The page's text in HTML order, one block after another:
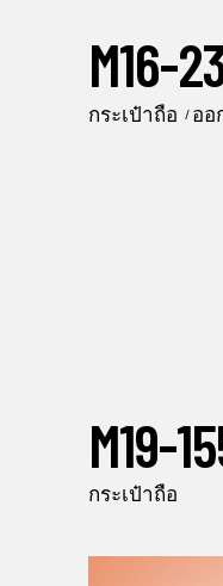
M16-
กระเป๋าถือ ออ
M19-
กระเป๋าถือ